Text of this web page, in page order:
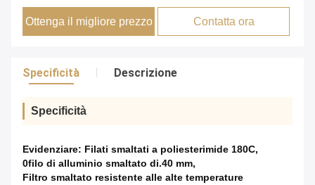
Ottenga il migliore prezzo Contatta ora
Specificità Descrizione
Specificità
Evidenziare: Filati smaltati a poliesterimide 180C,
0filo di alluminio smaltato di.40 mm,
Filtro smaltato resistente alle alte temperature